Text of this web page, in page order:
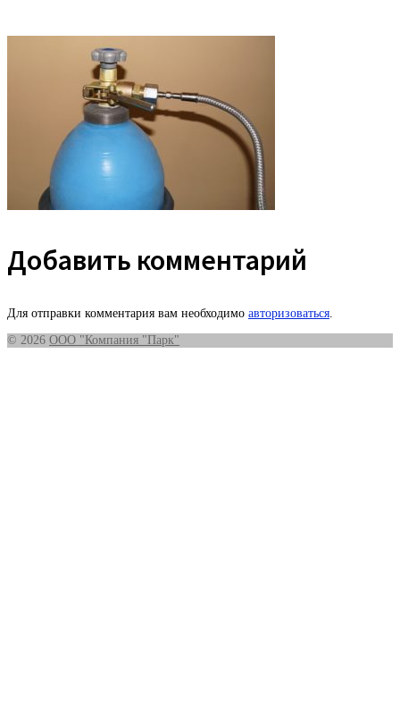
Добавить комментарий
Для отправки комментария вам необходимо авторизоваться
© 2026 ООО "Компания "Парк"